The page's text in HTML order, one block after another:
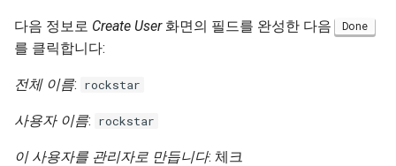
다음 정보로 Create User화면의 필드를 완성한 다음 Done
를 클릭합니다:
전체 이름: rockstar
사용자 이름: rockstar
이 사용자를 관리자로 만듭니다: 체크